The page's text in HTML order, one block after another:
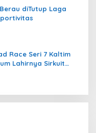
diTutup Laga
Race Seri 7 Kaltim
Lahirnya Sirkuit